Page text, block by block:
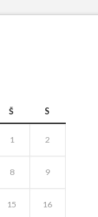
Š S
1 2
8 9
15 16